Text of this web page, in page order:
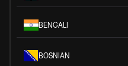
BENGALI
BOSNIAN